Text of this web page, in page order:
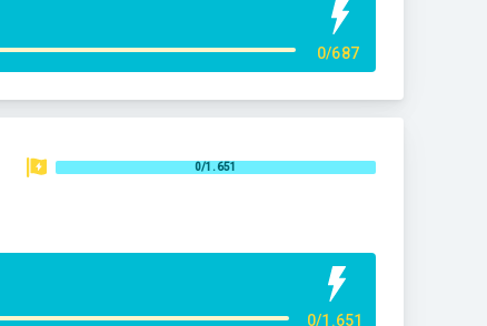
0/687
0/1.651
0/1.651